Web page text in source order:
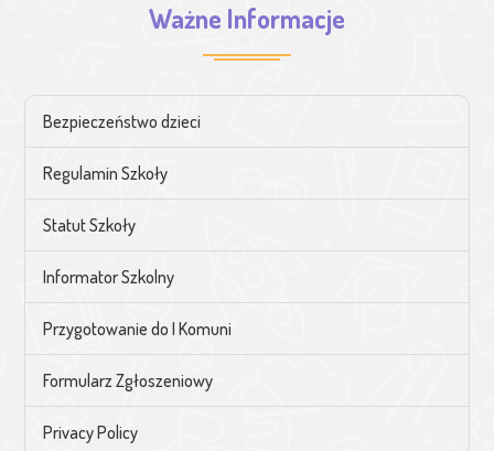
Ważne Informacje
Bezpieczeństwo dzieci
Regulamin Szkoły
Statut Szkoły
Informator Szkolny
Przygotowanie do I Komuni
Formularz Zgłoszeniowy
Privacy Policy